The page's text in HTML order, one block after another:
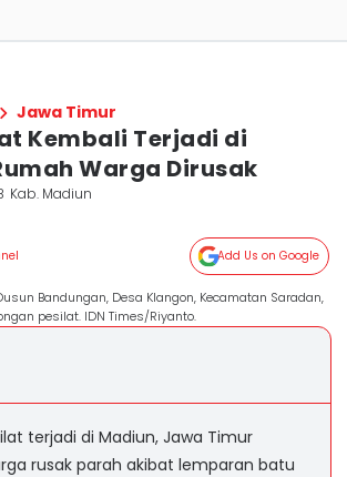
Jawa Timur
Kembali Terjadi di
Warga Dirusak
Kab. Madiun
Add Us on Google
Bandungan, Desa Klangon, Kecamatan Saradan,
pesilat. IDN Times/Riyanto.
terjadi di Madiun, Jawa Timur
rusak parah akibat lemparan batu